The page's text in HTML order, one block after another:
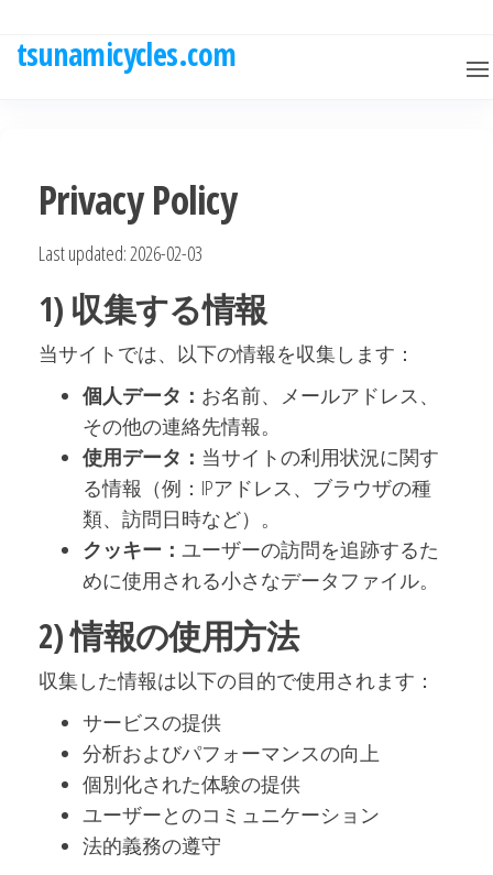
tsunamicycles.com
Privacy Policy
Last updated: 2026-02-03
1) 収集する情報
当サイトでは、以下の情報を収集します：
個人データ： お名前、メールアドレス、
その他の連絡先情報。
使用データ： 当サイトの利用状況に関す
る情報（例：IPアドレス、ブラウザの種
類、訪問日時など）。
クッキー： ユーザーの訪問を追跡するた
めに使用される小さなデータファイル。
2) 情報の使用方法
収集した情報は以下の目的で使用されます：
サービスの提供
分析およびパフォーマンスの向上
個別化された体験の提供
ユーザーとのコミュニケーション
法的義務の遵守